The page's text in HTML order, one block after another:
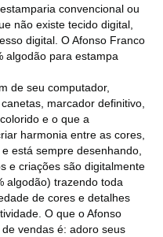
convencional ou
não existe tecido digital,
digital. O Afonso Franco
algodão para estampa
de seu computador,
marcador definitivo,
e o que a
harmonia entre as cores,
está sempre desenhando,
e criações são digitalmente
algodão) trazendo toda
de cores e detalhes
O que o Afonso
vendas é: adoro seus